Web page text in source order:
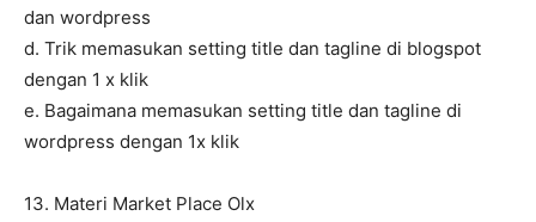
dan wordpress
d. Trik memasukan setting title dan tagline di blogspot
dengan 1 x klik
e. Bagaimana memasukan setting title dan tagline di
wordpress dengan 1x klik
13. Materi Market Place Olx